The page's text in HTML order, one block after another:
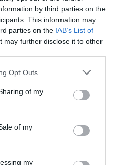
by third parties on the
This information may
parties on the IAB’s List of
may further disclose it to other
Opt Outs
of my
of my
my